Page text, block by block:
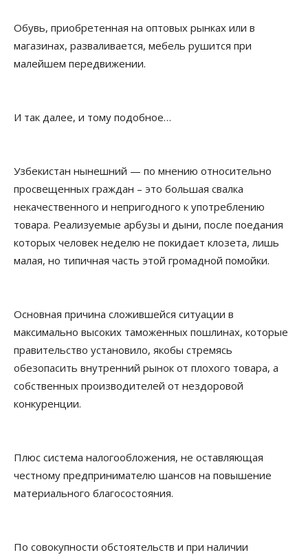
Обувь, приобретенная на оптовых рынках или в
магазинах, разваливается, мебель рушится при
малейшем передвижении.
И так далее, и тому подобное…
Узбекистан нынешний — по мнению относительно
просвещенных граждан – это большая свалка
некачественного и непригодного к употреблению
товара. Реализуемые арбузы и дыни, после поедания
которых человек неделю не покидает клозета, лишь
малая, но типичная часть этой громадной помойки.
Основная причина сложившейся ситуации в
максимально высоких таможенных пошлинах, которые
правительство установило, якобы стремясь
обезопасить внутренний рынок от плохого товара, а
собственных производителей от нездоровой
конкуренции.
Плюс система налогообложения, не оставляющая
честному предпринимателю шансов на повышение
материального благосостояния.
По совокупности обстоятельств и при наличии